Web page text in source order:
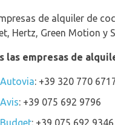
de alquiler de
Hertz, Green Motion y
las empresas de
Autovia: +39 320 770
Avis: +39 075 692 9796
Budget: +39 075 692 9346